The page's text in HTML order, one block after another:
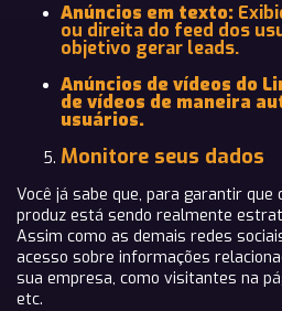
Anúncios em texto:
ou direita do feed dos
objetivo gerar leads.
Anúncios de vídeos do
de vídeos de maneira
usuários.
Monitore seus dados
Você já sabe que, para garantir que
produz está sendo realmente
Assim como as demais redes
acesso sobre informações
sua empresa, como visitantes na
etc.